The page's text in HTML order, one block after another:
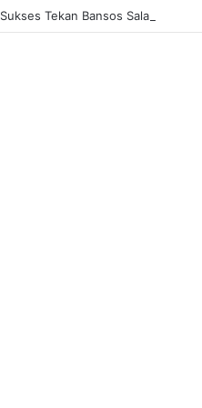
Sukses Tekan Bansos Salah